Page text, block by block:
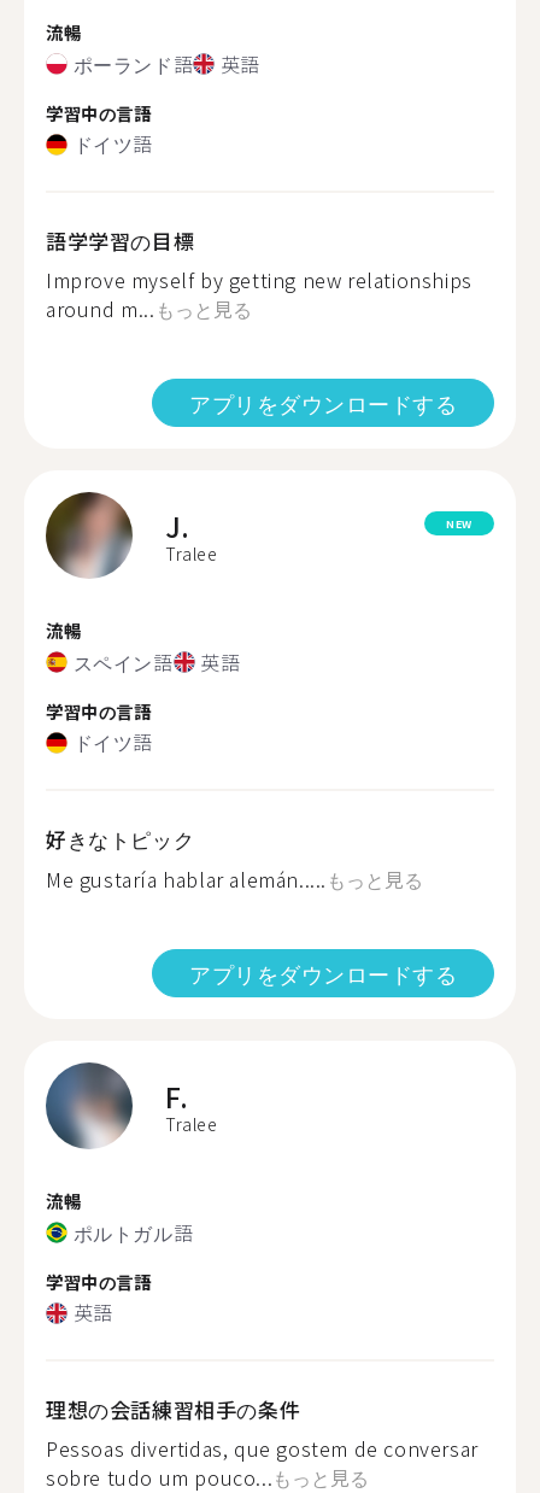
流暢
ポーランド語 英語
学習中の言語
ドイツ語
語学学習の目標
Improve myself by getting new relationships
around m... もっと見る
アプリをダウンロードする
J.
Tralee
NEW
流暢
スペイン語 英語
学習中の言語
ドイツ語
好きなトピック
Me gustaría hablar alemán..... もっと見る
アプリをダウンロードする
F.
Tralee
流暢
ポルトガル語
学習中の言語
英語
理想の会話練習相手の条件
Pessoas divertidas, que gostem de conversar
sobre tudo um pouco...もっと見る